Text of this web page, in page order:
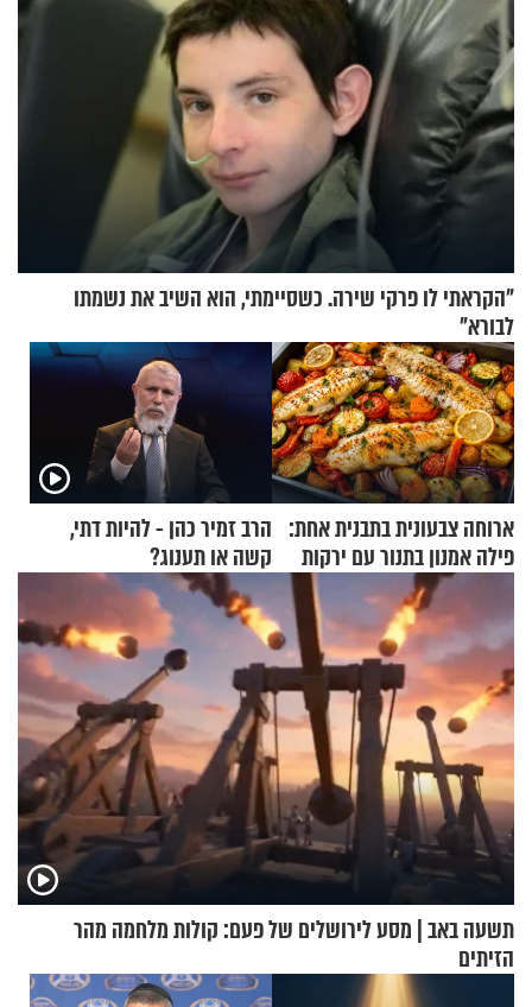
"הקראתי לו פרקי שירה. כשסיימתי, הוא השיב את נשמתו
לבורא"
ארוחה צבעונית בתבנית אחת:
פילה אמנון בתנור עם ירקות
הרב זמיר כהן - להיות דתי,
קשה או תענוג?
תשעה באב | מסע לירושלים של פעם: קולות מלחמה מהר
הזיתים